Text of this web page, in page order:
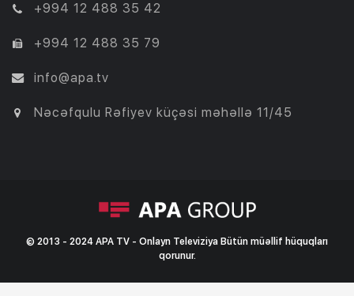
+994 12 488 35 42
+994 12 488 35 79
info@apa.tv
Nəcəfqulu Rəfiyev küçəsi məhəllə 11/45
© 2013 - 2024 APA TV - Onlayn Televiziya Bütün müəllif hüquqları
qorunur.